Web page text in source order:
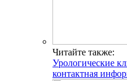
Читайте также:
Урологические
контактная